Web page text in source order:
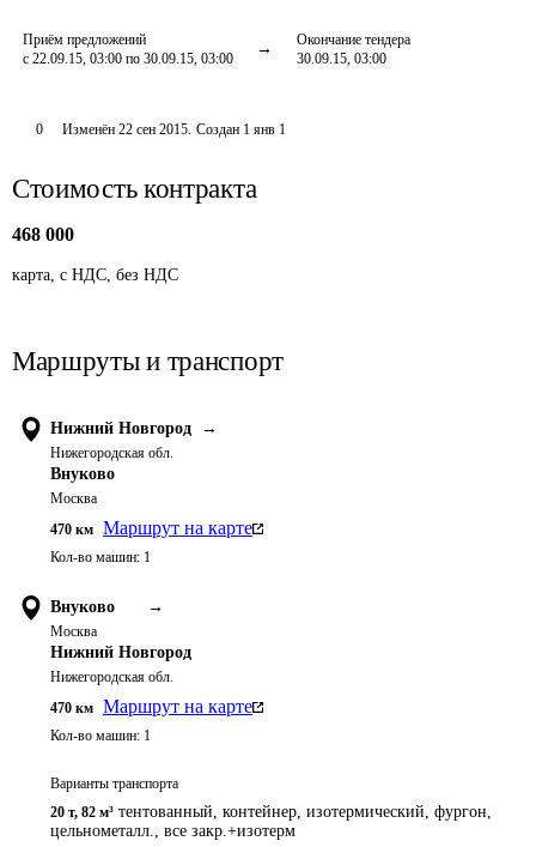
Приём предложений
с 22.09.15, 03:00 по 30.09.15, 03:00
Окончание тендера
30.09.15, 03:00
0 Изменён 22 сен 2015. Создан 1 янв 1
Стоимость контракта
468 000
карта, с НДС, без НДС
Маршруты и транспорт
Нижний Новгород →
Нижегородская обл.
Внуково
Москва
470 км Маршрут на карте
Кол-во машин: 1
Внуково →
Москва
Нижний Новгород
Нижегородская обл.
470 км Маршрут на карте
Кол-во машин: 1
Варианты транспорта
20 т, 82 м³ тентованный, контейнер, изотермический, фургон,
цельнометалл., все закр.+изотерм